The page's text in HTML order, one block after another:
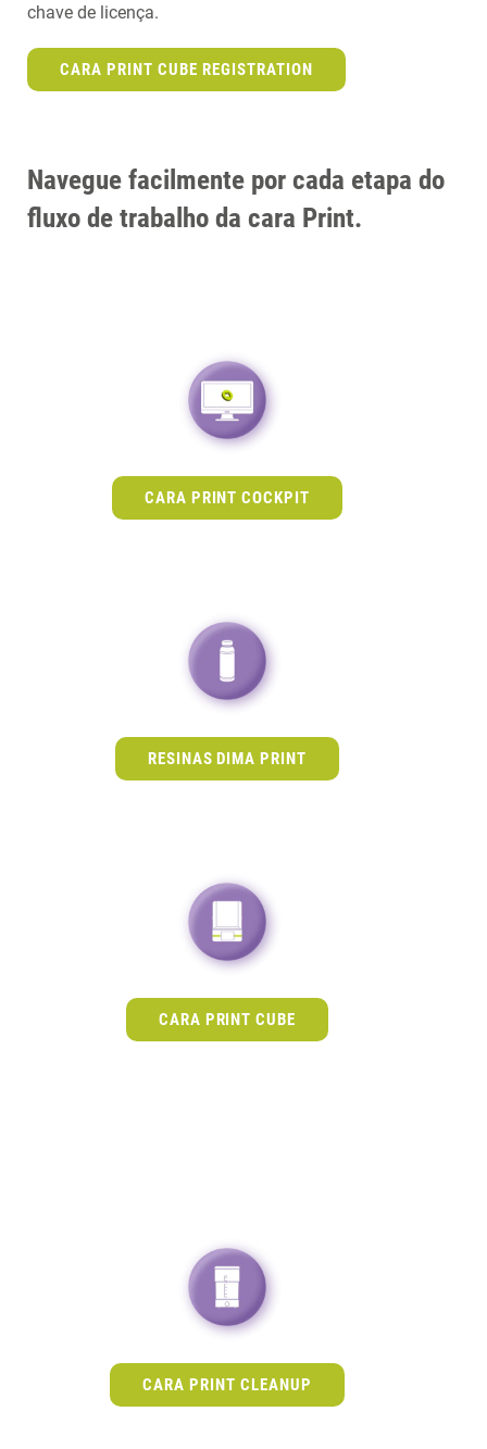
chave de licença.
CARA PRINT CUBE REGISTRATION
Navegue facilmente por cada etapa do
fluxo de trabalho da cara Print.
CARA PRINT COCKPIT
RESINAS DIMA PRINT
CARA PRINT CUBE
CARA PRINT CLEANUP